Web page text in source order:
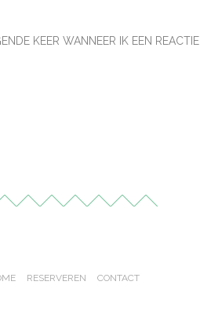
KEER WANNEER IK EEN REACTIE
RESERVEREN CONTACT